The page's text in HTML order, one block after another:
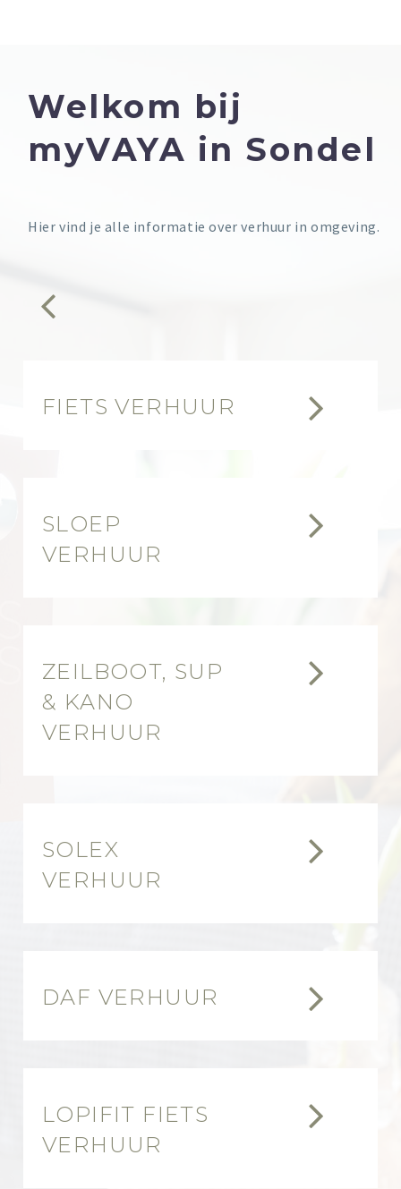
Welkom bij
myVAYA in Sondel
Hier vind je alle informatie over verhuur in omgeving.


FIETS VERHUUR 

SLOEP
VERHUUR


ZEILBOOT, SUP
& KANO
VERHUUR


SOLEX
VERHUUR


DAF VERHUUR 

LOPIFIT FIETS
VERHUUR

